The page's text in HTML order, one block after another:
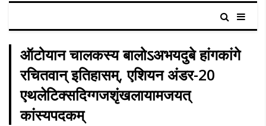
ऑटोयान चालकस्य बालोऽअभयदुबे हांगकांगे
रचितवान् इतिहासम्, एशियन अंडर-20
एथलेटिक्सदिग्गजशृंखलायामजयत्
कांस्यपदकम्